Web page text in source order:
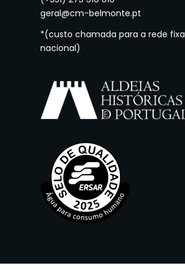
geral@cm-belmonte.pt
*(custo chamada para a rede fixa
nacional)